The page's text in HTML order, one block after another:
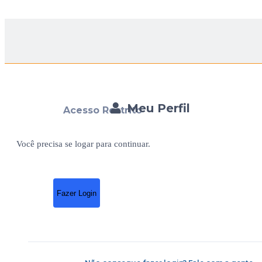
Meu Perfil
Acesso Restrito
Você precisa se logar para continuar.
Fazer Login